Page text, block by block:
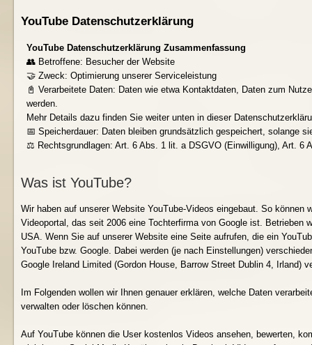
YouTube Datenschutzerklärung
YouTube Datenschutzerklärung Zusammenfassung
👥 Betroffene: Besucher der Website
🤝 Zweck: Optimierung unserer Serviceleistung
📓 Verarbeitete Daten: Daten wie etwa Kontaktdaten, Daten zum
werden.
Mehr Details dazu finden Sie weiter unten in dieser
📅 Speicherdauer: Daten bleiben grundsätzlich gespeichert, solange
⚖️ Rechtsgrundlagen: Art. 6 Abs. 1 lit. a DSGVO (Einwilligung), Art. 6
Was ist YouTube?
Wir haben auf unserer Website YouTube-Videos eingebaut. So
Videoportal, das seit 2006 eine Tochterfirma von Google ist. Betrieben
USA. Wenn Sie auf unserer Website eine Seite aufrufen, die ein
YouTube bzw. Google. Dabei werden (je nach Einstellungen)
Google Ireland Limited (Gordon House, Barrow Street Dublin 4, Irland)
Im Folgenden wollen wir Ihnen genauer erklären, welche Daten
verwalten oder löschen können.
Auf YouTube können die User kostenlos Videos ansehen, bewerten,